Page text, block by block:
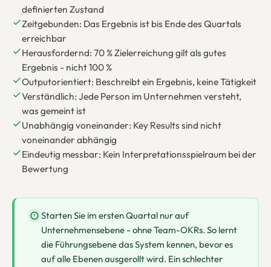
definierten Zustand
Zeitgebunden: Das Ergebnis ist bis Ende des Quartals
erreichbar
Herausfordernd: 70 % Zielerreichung gilt als gutes
Ergebnis - nicht 100 %
Outputorientiert: Beschreibt ein Ergebnis, keine Tätigkeit
Verständlich: Jede Person im Unternehmen versteht,
was gemeint ist
Unabhängig voneinander: Key Results sind nicht
voneinander abhängig
Eindeutig messbar: Kein Interpretationsspielraum bei der
Bewertung
Starten Sie im ersten Quartal nur auf
Unternehmensebene - ohne Team-OKRs. So lernt
die Führungsebene das System kennen, bevor es
auf alle Ebenen ausgerollt wird. Ein schlechter